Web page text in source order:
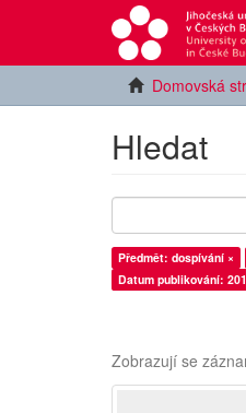
Domovská
Hledat
Předmět: dospívání ×
Datum publikování:
Zobrazují se